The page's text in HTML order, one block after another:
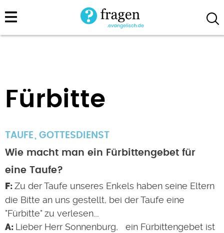
Direkt
zum
Fürbitte
TAUFE
GOTTESDIENST
Wie macht man ein Fürbittengebet für
eine Taufe?
Zu der Taufe unseres Enkels haben seine Eltern
die Bitte an uns gestellt, bei der Taufe eine
"Fürbitte" zu verlesen.…
Lieber Herr Sonnenburg, ein Fürbittengebet ist